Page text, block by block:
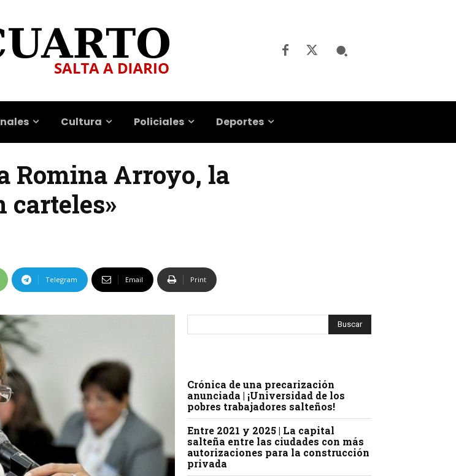
Cultura Policiales Deportes
Romina Arroyo, la
carteles»
Telegram Email Print
Crónica de una precarización
anunciada | ¡Universidad de los
pobres trabajadores salteños!
Entre 2021 y 2025 | La capital
salteña entre las ciudades con más
autorizaciones para la construcción
privada